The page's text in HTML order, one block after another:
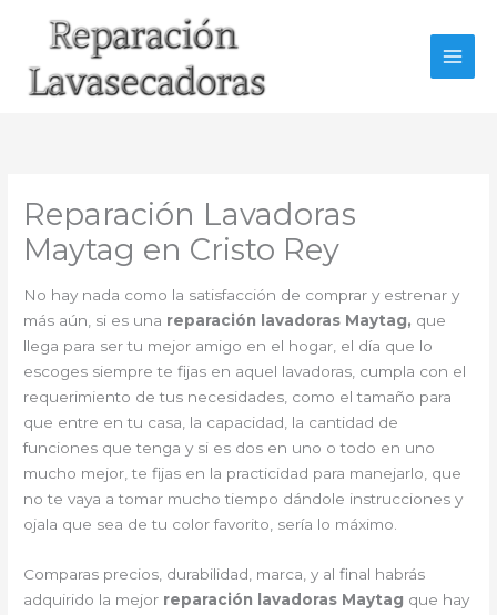
Reparación Lavadoras
Maytag en Cristo Rey
No hay nada como la satisfacción de comprar y estrenar y
más aún, si es una reparación lavadoras Maytag, que
llega para ser tu mejor amigo en el hogar, el día que lo
escoges siempre te fijas en aquel lavadoras, cumpla con el
requerimiento de tus necesidades, como el tamaño para
que entre en tu casa, la capacidad, la cantidad de
funciones que tenga y si es dos en uno o todo en uno
mucho mejor, te fijas en la practicidad para manejarlo, que
no te vaya a tomar mucho tiempo dándole instrucciones y
ojala que sea de tu color favorito, sería lo máximo.
Comparas precios, durabilidad, marca, y al final habrás
adquirido la mejor reparación lavadoras Maytag que hay